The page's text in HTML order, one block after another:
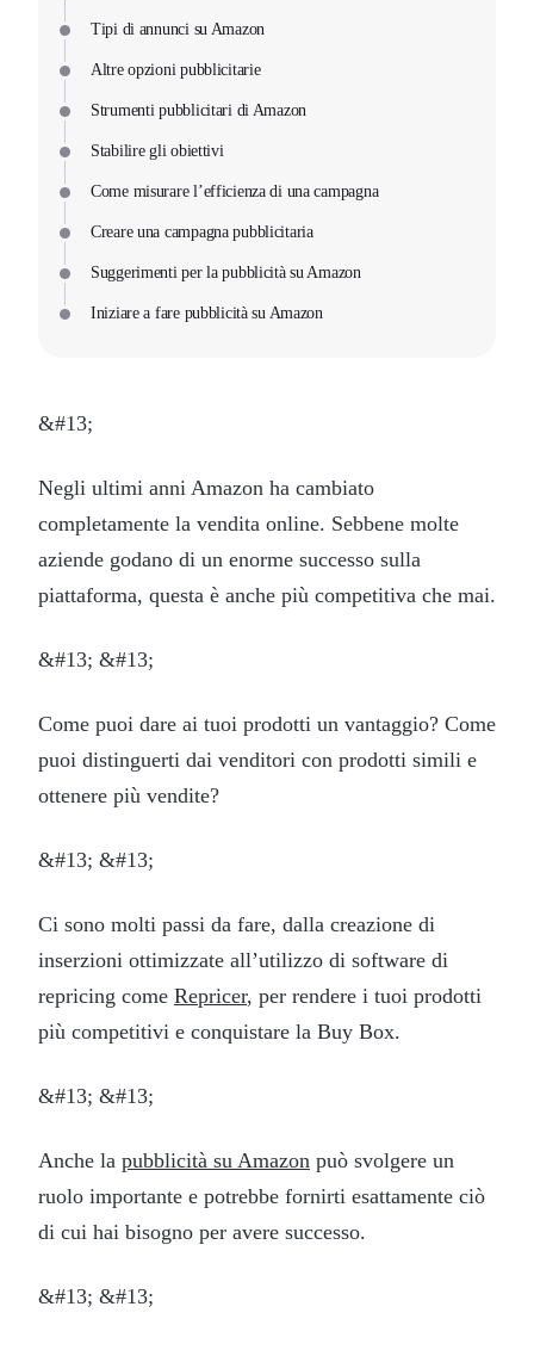
Tipi di annunci su Amazon
Altre opzioni pubblicitarie
Strumenti pubblicitari di Amazon
Stabilire gli obiettivi
Come misurare l’efficienza di una campagna
Creare una campagna pubblicitaria
Suggerimenti per la pubblicità su Amazon
Iniziare a fare pubblicità su Amazon
&#13;
Negli ultimi anni Amazon ha cambiato
completamente la vendita online. Sebbene molte
aziende godano di un enorme successo sulla
piattaforma, questa è anche più competitiva che mai.
&#13; &#13;
Come puoi dare ai tuoi prodotti un vantaggio? Come
puoi distinguerti dai venditori con prodotti simili e
ottenere più vendite?
&#13; &#13;
Ci sono molti passi da fare, dalla creazione di
inserzioni ottimizzate all’utilizzo di software di
repricing come Repricer, per rendere i tuoi prodotti
più competitivi e conquistare la Buy Box.
&#13; &#13;
Anche la pubblicità su Amazon può svolgere un
ruolo importante e potrebbe fornirti esattamente ciò
di cui hai bisogno per avere successo.
&#13; &#13;